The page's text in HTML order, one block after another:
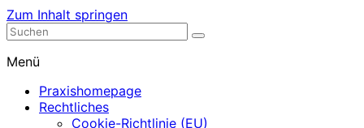
Zum Inhalt springen
Nephrologische Praxis mit Dialyse
Menü
Praxishomepage
Rechtliches
Cookie-Richtlinie (EU)